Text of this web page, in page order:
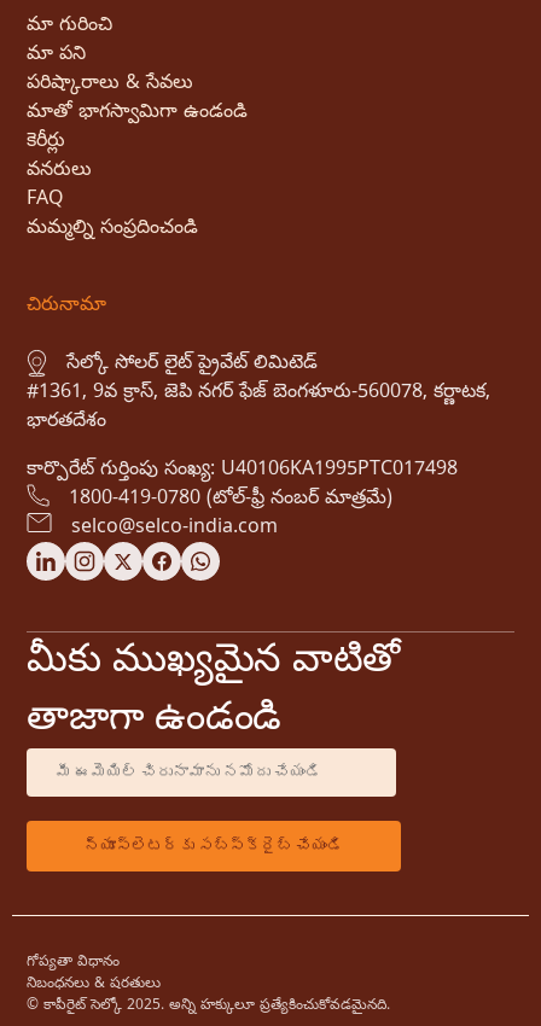
మా గురించి
మా పని
పరిష్కారాలు & సేవలు
మాతో భాగస్వామిగా ఉండండి
కెరీర్లు
వనరులు
FAQ
మమ్మల్ని సంప్రదించండి
చిరునామా
సేల్కో సోలర్ లైట్ ప్రైవేట్ లిమిటెడ్
#1361, 9వ క్రాస్, జెపి నగర్ ఫేజ్ బెంగళూరు-560078, కర్ణాటక,
భారతదేశం
కార్పొరేట్ గుర్తింపు సంఖ్య: U40106KA1995PTC017498
1800-419-0780 (టోల్-ఫ్రీ నంబర్ మాత్రమే)
selco@selco-india.com
మీకు ముఖ్యమైన వాటితో
తాజాగా ఉండండి
గోప్యతా విధానం
నిబంధనలు & షరతులు
© కాపీరైట్ సెల్కో 2025. అన్ని హక్కులూ ప్రత్యేకించుకోవడమైనది.